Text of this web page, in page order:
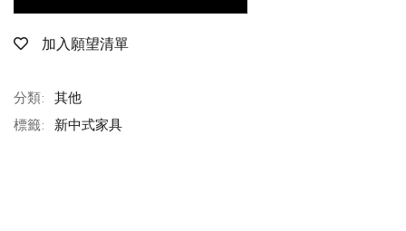
加入願望清單
分類: 其他
標籤: 新中式家具